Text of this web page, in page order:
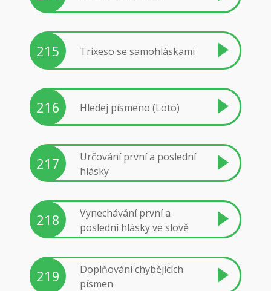
215 Trixeso se samohláskami
216 Hledej písmeno (Loto)
217
Určování první a poslední
hlásky
218
Vynechávání první a
poslední hlásky ve slově
219
Doplňování chybějících
písmen